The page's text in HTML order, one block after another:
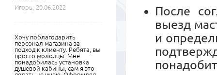
После
выезд
и
Игорь,
20.06.2022
Хочу поблагодарить
персонал магазина за
подход к клиенту. Ребята, вы
просто молодцы. Мне
понадобилась установка
душевой кабины, сам я это